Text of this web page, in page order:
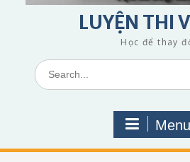
LUYỆN THI
Học để thay
Search
for:
Menu